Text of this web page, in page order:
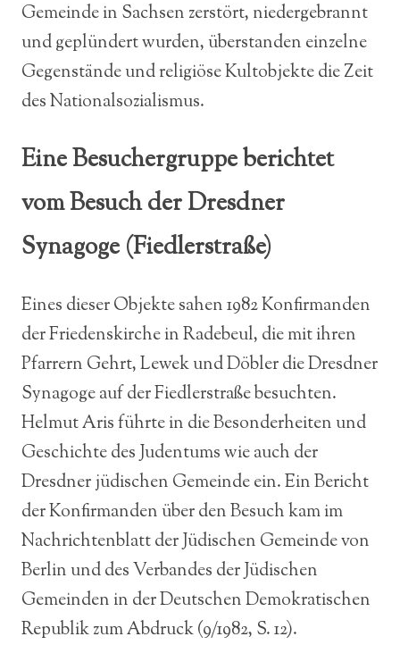
Gemeinde in Sachsen zerstört, niedergebrannt
und geplündert wurden, überstanden einzelne
Gegenstände und religiöse Kultobjekte die Zeit
des Nationalsozialismus.
Eine Besuchergruppe berichtet
vom Besuch der Dresdner
Synagoge (Fiedlerstraße)
Eines dieser Objekte sahen 1982 Konfirmanden
der Friedenskirche in Radebeul, die mit ihren
Pfarrern Gehrt, Lewek und Döbler die Dresdner
Synagoge auf der Fiedlerstraße besuchten.
Helmut Aris führte in die Besonderheiten und
Geschichte des Judentums wie auch der
Dresdner jüdischen Gemeinde ein. Ein Bericht
der Konfirmanden über den Besuch kam im
Nachrichtenblatt der Jüdischen Gemeinde von
Berlin und des Verbandes der Jüdischen
Gemeinden in der Deutschen Demokratischen
Republik zum Abdruck (9/1982, S. 12).